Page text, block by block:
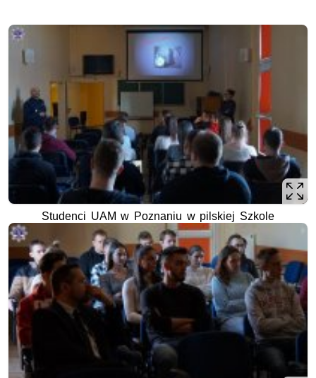
Studenci UAM w Poznaniu w pilskiej Szkole